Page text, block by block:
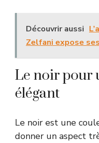
Découvrir aussi
Zelfani expose
Le noir pour
élégant
Le noir est une
donner un aspect